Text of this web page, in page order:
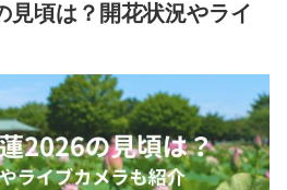
見頃は？開花状況やライ